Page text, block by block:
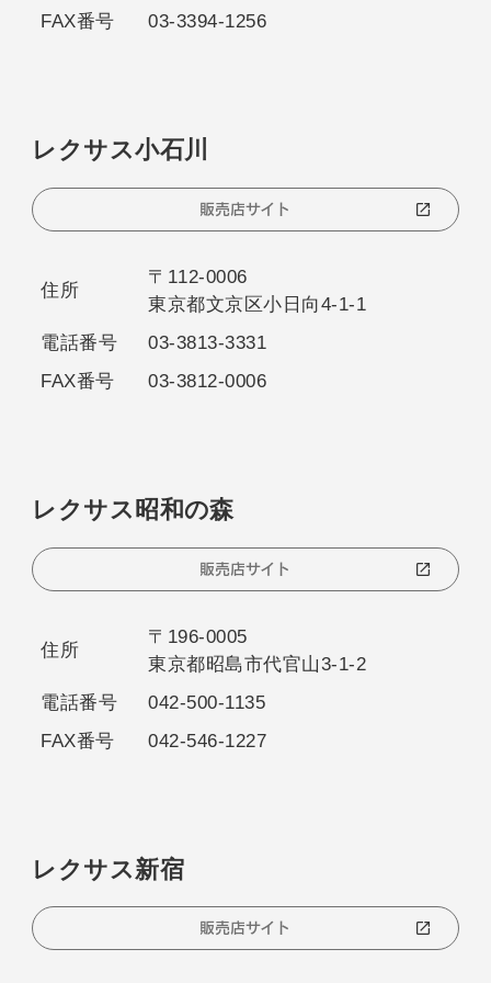
FAX番号 03-3394-1256
レクサス小石川
販売店サイト
住所
〒112-0006
東京都文京区小日向4-1-1
電話番号 03-3813-3331
FAX番号 03-3812-0006
レクサス昭和の森
販売店サイト
住所
〒196-0005
東京都昭島市代官山3-1-2
電話番号 042-500-1135
FAX番号 042-546-1227
レクサス新宿
販売店サイト